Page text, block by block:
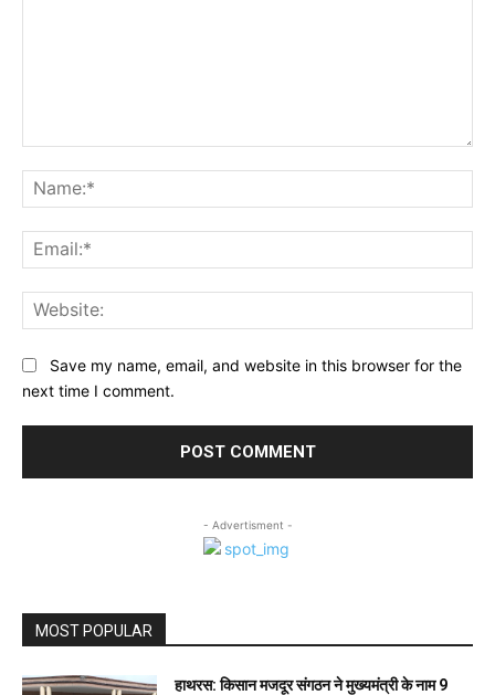
Save my name, email, and website in this browser for the
next time I comment.
- Advertisment -
MOST POPULAR
हाथरस: किसान मजदूर संगठन ने मुख्यमंत्री के नाम 9